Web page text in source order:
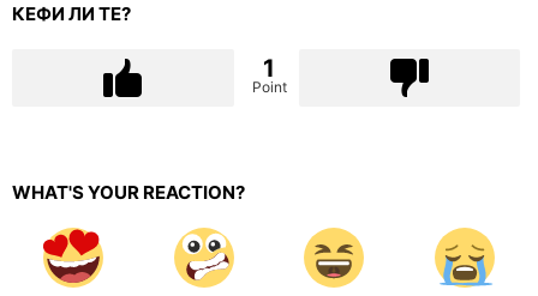
КЕФИ ЛИ ТЕ?
1
Point
WHAT'S YOUR REACTION?